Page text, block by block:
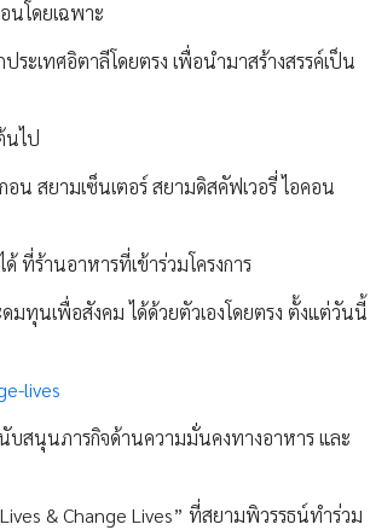
นโดยเฉพาะ
ะเทศอิตาลีโดยตรง เพื่อนำมาสร้างสรรค์เป็น
นไป
น สยามเซ็นเตอร์ สยามดิสคัฟเวอรี่ ไอคอน
ที่ร้านอาหารที่เข้าร่วมโครงการ
ทุนเพื่อสังคม ได้ด้วยตัวเองโดยตรง ตั้งแต่วันนี้
lives
บสนุนภารกิจด้านความมั่นคงทางอาหาร และ
& Change Lives” ที่สยามพิวรรธน์ทำร่วม